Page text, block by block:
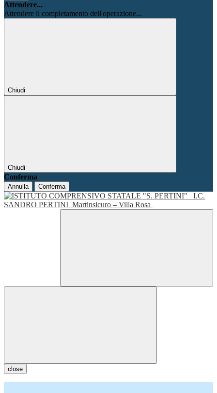
Attendere...
Attendere il completamento dell'operazione...
Chiudi
Chiudi
Conferma
Annulla Conferma
I.C.
SANDRO PERTINI Martinsicuro – Villa Rosa
close